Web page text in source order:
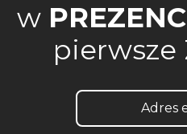
w
pierwsze